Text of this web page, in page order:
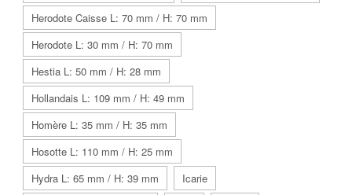
Herodote Caisse L: 70 mm / H: 70 mm
Herodote L: 30 mm / H: 70 mm
Hestia L: 50 mm / H: 28 mm
Hollandais L: 109 mm / H: 49 mm
Homère L: 35 mm / H: 35 mm
Hosotte L: 110 mm / H: 25 mm
Hydra L: 65 mm / H: 39 mm
Icarie